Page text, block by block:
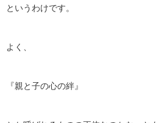
というわけです。
よく、
『親と子の心の絆』